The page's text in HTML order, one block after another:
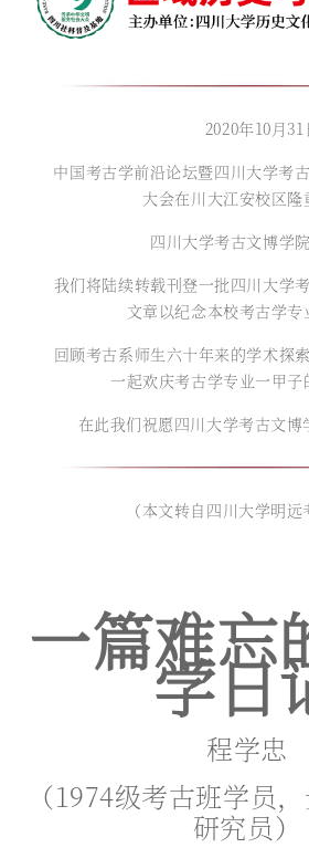
2020年10月31
中国考古学前沿论坛暨四川大学考
大会在川大江安校区隆
四川大学考古文博学
我们将陆续转载刊登一批四川大学
文章以纪念本校考古学专
回顾考古系师生六十年来的学术探
一起欢庆考古学专业一甲子
在此我们祝愿四川大学考古文
（本文转自四川大学明远
一篇难忘
学日
程学忠
（1974级考古班学员
研究员）